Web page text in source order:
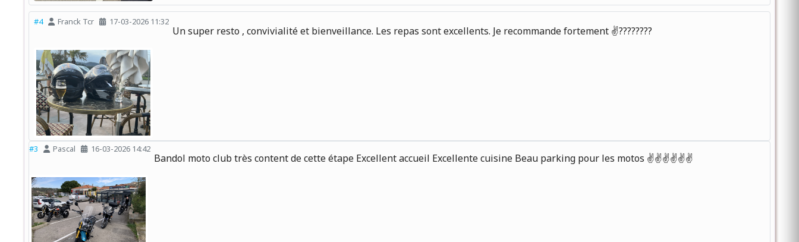
#4 Franck Tcr 17-03-2026 11:32
Un super resto , convivialité et bienveillance. Les repas sont excellents. Je recommande fortement ✌????????️
#3 Pascal 16-03-2026 14:42
Bandol moto club très content de cette étape Excellent accueil Excellente cuisine Beau parking pour les motos ✌️✌️✌️✌️✌️✌️